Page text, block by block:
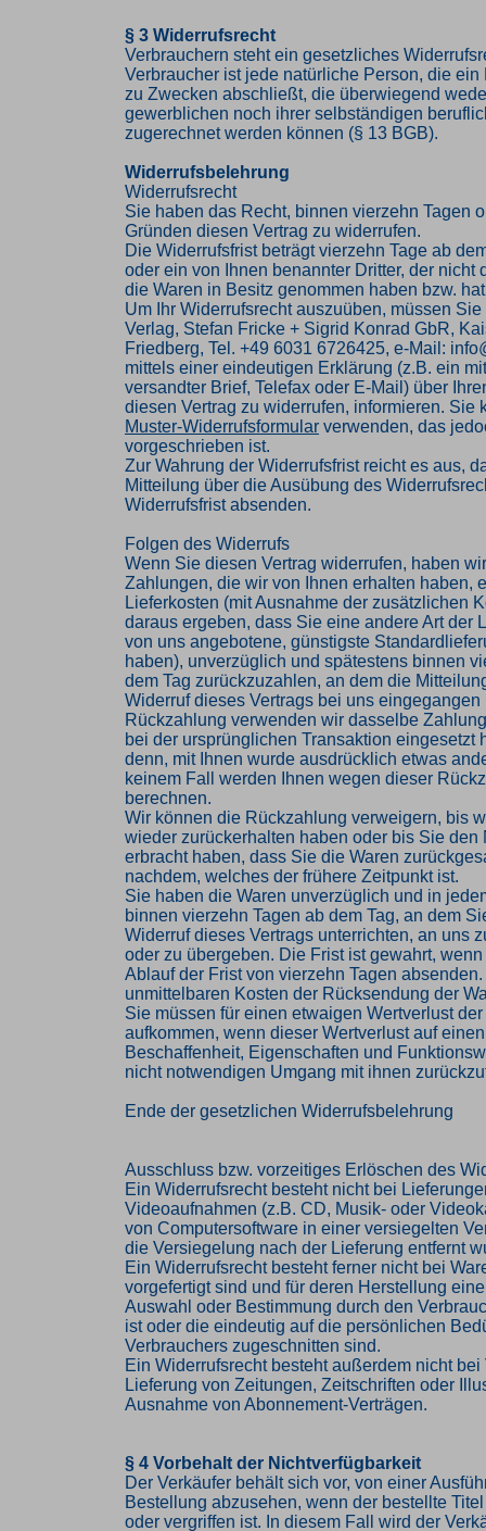
§ 3 Widerrufsrecht
Verbrauchern steht ein gesetzliches
Verbraucher ist jede natürliche Person, die ein
zu Zwecken abschließt, die überwiegend
gewerblichen noch ihrer selbständigen
zugerechnet werden können (§ 13 BGB).
Widerrufsbelehrung
Widerrufsrecht
Sie haben das Recht, binnen vierzehn Tagen
Gründen diesen Vertrag zu widerrufen.
Die Widerrufsfrist beträgt vierzehn Tage ab
oder ein von Ihnen benannter Dritter, der nicht
die Waren in Besitz genommen haben bzw.
Um Ihr Widerrufsrecht auszuüben, müssen
Verlag, Stefan Fricke + Sigrid Konrad GbR,
Friedberg, Tel. +49 6031 6726425, e-Mail:
mittels einer eindeutigen Erklärung (z.B. ein
versandter Brief, Telefax oder E-Mail) über
diesen Vertrag zu widerrufen, informieren. Sie
Muster-Widerrufsformular verwenden, das
vorgeschrieben ist.
Zur Wahrung der Widerrufsfrist reicht es aus,
Mitteilung über die Ausübung des
Widerrufsfrist absenden.
Folgen des Widerrufs
Wenn Sie diesen Vertrag widerrufen, haben
Zahlungen, die wir von Ihnen erhalten haben,
Lieferkosten (mit Ausnahme der zusätzlichen
daraus ergeben, dass Sie eine andere Art der
von uns angebotene, günstigste
haben), unverzüglich und spätestens binnen
dem Tag zurückzuzahlen, an dem die
Widerruf dieses Vertrags bei uns eingegangen
Rückzahlung verwenden wir dasselbe
bei der ursprünglichen Transaktion eingesetzt
denn, mit Ihnen wurde ausdrücklich etwas
keinem Fall werden Ihnen wegen dieser
berechnen.
Wir können die Rückzahlung verweigern, bis
wieder zurückerhalten haben oder bis Sie den
erbracht haben, dass Sie die Waren
nachdem, welches der frühere Zeitpunkt ist.
Sie haben die Waren unverzüglich und in
binnen vierzehn Tagen ab dem Tag, an dem
Widerruf dieses Vertrags unterrichten, an uns
oder zu übergeben. Die Frist ist gewahrt,
Ablauf der Frist von vierzehn Tagen
unmittelbaren Kosten der Rücksendung der
Sie müssen für einen etwaigen Wertverlust
aufkommen, wenn dieser Wertverlust auf
Beschaffenheit, Eigenschaften und
nicht notwendigen Umgang mit ihnen
Ende der gesetzlichen Widerrufsbelehrung
Ausschluss bzw. vorzeitiges Erlöschen des
Ein Widerrufsrecht besteht nicht bei
Videoaufnahmen (z.B. CD, Musik- oder
von Computersoftware in einer versiegelten
die Versiegelung nach der Lieferung entfernt
Ein Widerrufsrecht besteht ferner nicht bei
vorgefertigt sind und für deren Herstellung
Auswahl oder Bestimmung durch den
ist oder die eindeutig auf die persönlichen
Verbrauchers zugeschnitten sind.
Ein Widerrufsrecht besteht außerdem nicht bei
Lieferung von Zeitungen, Zeitschriften oder
Ausnahme von Abonnement-Verträgen.
§ 4 Vorbehalt der Nichtverfügbarkeit
Der Verkäufer behält sich vor, von einer
Bestellung abzusehen, wenn der bestellte
oder vergriffen ist. In diesem Fall wird der